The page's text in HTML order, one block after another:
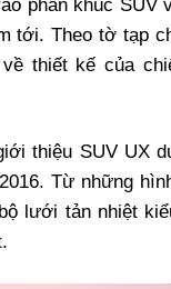
phân khúc SUV
tới. Theo tờ tạp
thiết kế của
thiệu SUV UX
Từ những
lưới tản nhiệt